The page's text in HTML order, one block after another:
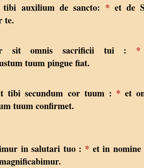
auxilium de sancto: * et de
te.
sit omnis sacrificii tui : *
tuum pingue fiat.
tibi secundum cor tuum : * et
tuum confirmet.
in salutari tuo : * et in nomine